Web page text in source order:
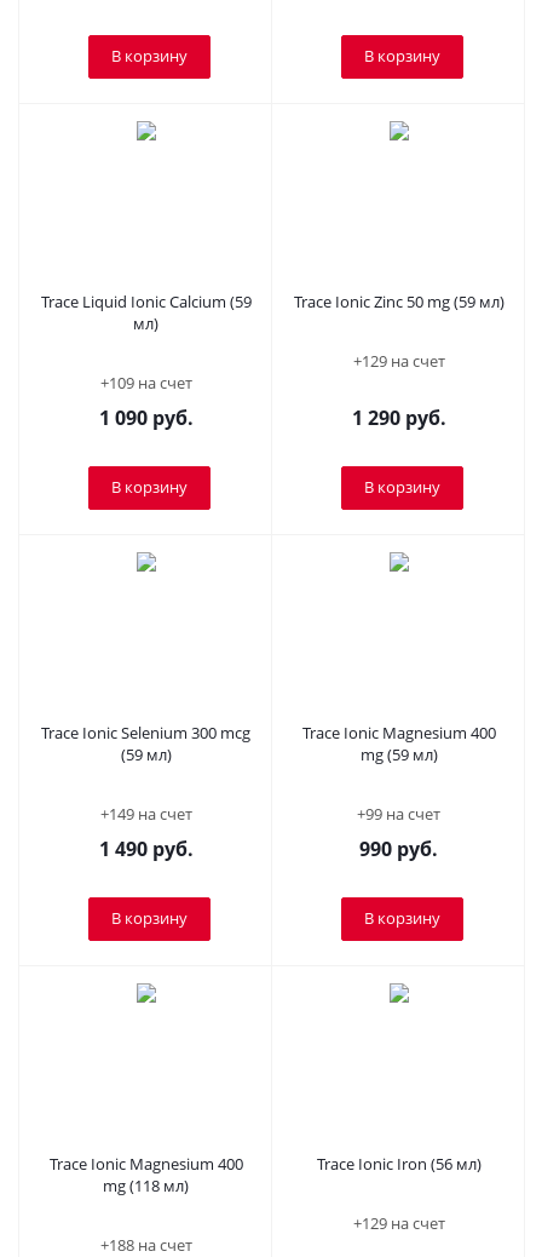
В корзину В корзину
Trace Liquid Ionic Calcium (59
мл)
+109 на счет
1 090руб.
В корзину
Trace Ionic Zinc 50 mg (59 мл)
+129 на счет
1 290руб.
В корзину
Trace Ionic Selenium 300 mcg
(59 мл)
+149 на счет
1 490руб.
В корзину
Trace Ionic Magnesium 400
mg (59 мл)
+99 на счет
990 руб.
В корзину
Trace Ionic Magnesium 400
mg (118 мл)
+188 на счет
Trace Ionic Iron (56 мл)
+129 на счет